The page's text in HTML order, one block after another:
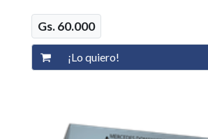
Gs. 60.000